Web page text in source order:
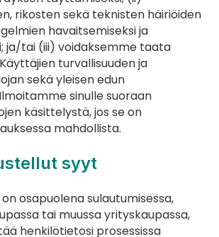
rikosten sekä teknisten häiriöiden
havaitsemiseksi ja
ja/tai (iii) voidaksemme taata
turvallisuuden ja
sekä yleisen edun
sinulle suoraan
käsittelystä, jos se on
mahdollista.
syyt
osapuolena sulautumisessa,
tai muussa yrityskaupassa,
henkilötietosi prosessissa